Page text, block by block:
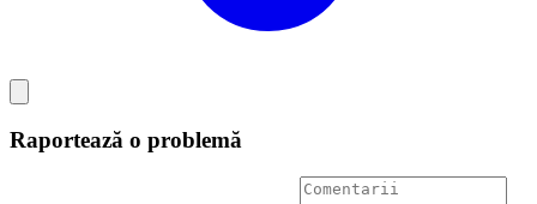
Raportează o problemă